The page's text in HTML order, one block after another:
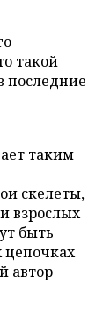
такой
последние
таким
скелеты,
взрослых
быть
цепочках
автор